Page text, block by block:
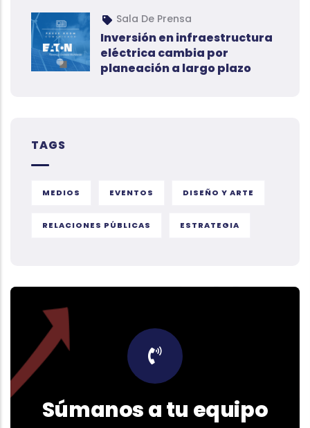
Sala De Prensa
Inversión en infraestructura
eléctrica cambia por
planeación a largo plazo
TAGS
MEDIOS EVENTOS DISEÑO Y ARTE
RELACIONES PÚBLICAS ESTRATEGIA
Súmanos a tu equipo